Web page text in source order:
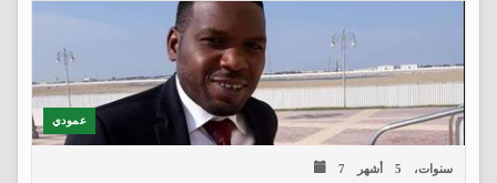
عمودي
7 سنوات، 5 أشهر